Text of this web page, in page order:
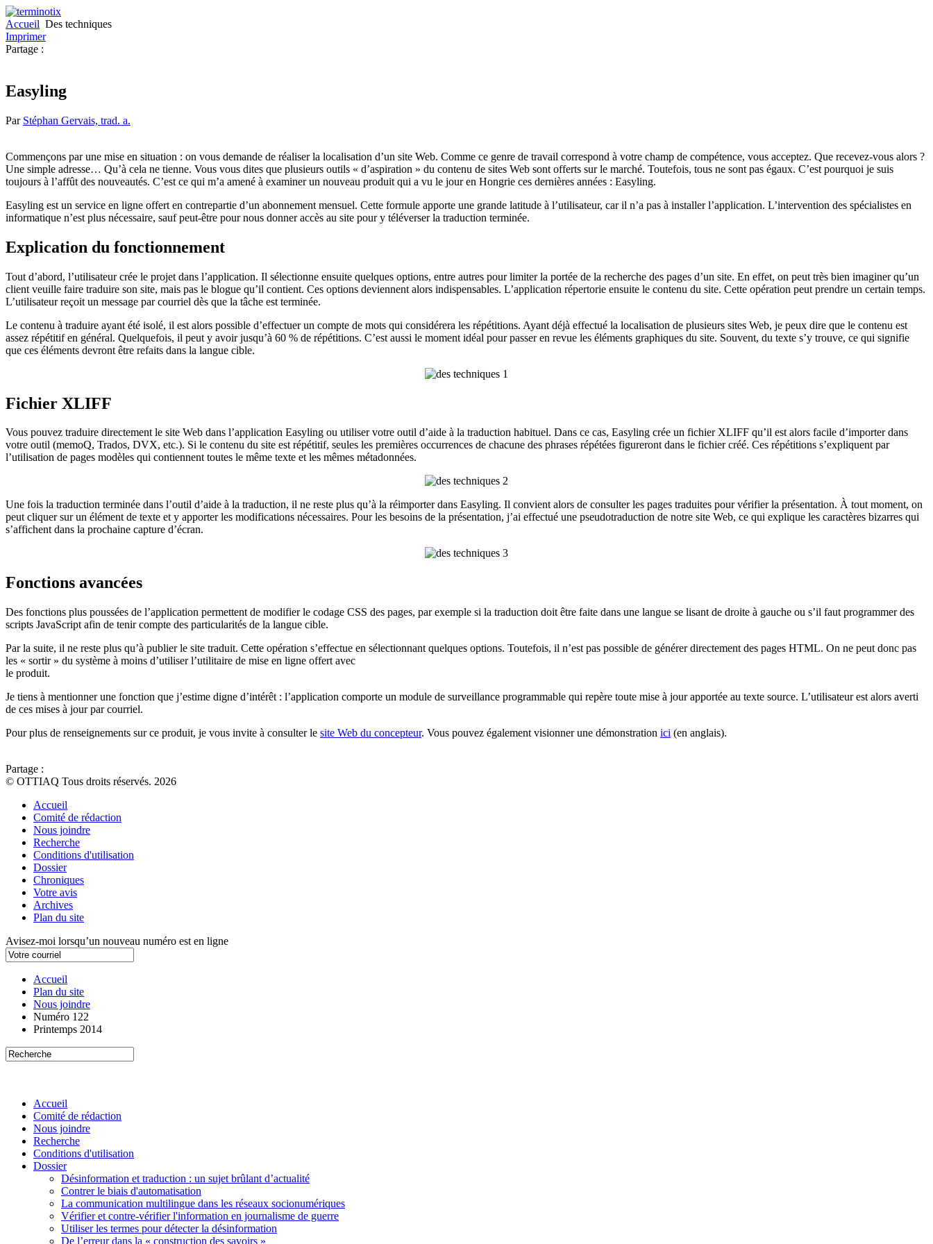
Accueil Des techniques
Imprimer
Partage :
Easyling
Par Stéphan Gervais, trad. a.
Commençons par une mise en situation : on vous demande de réaliser la localisation d’un site Web. Comme ce genre de travail correspond à votre champ de compétence, vous acceptez. Que recevez-vous alors ?
Une simple adresse… Qu’à cela ne tienne. Vous vous dites que plusieurs outils « d’aspiration » du contenu de sites Web sont offerts sur le marché. Toutefois, tous ne sont pas égaux. C’est pourquoi je suis
toujours à l’affût des nouveautés. C’est ce qui m’a amené à examiner un nouveau produit qui a vu le jour en Hongrie ces dernières années : Easyling.
Easyling est un service en ligne offert en contrepartie d’un abonnement mensuel. Cette formule apporte une grande latitude à l’utilisateur, car il n’a pas à installer l’application. L’intervention des spécialistes en
informatique n’est plus nécessaire, sauf peut-être pour nous donner accès au site pour y téléverser la traduction terminée.
Explication du fonctionnement
Tout d’abord, l’utilisateur crée le projet dans l’application. Il sélectionne ensuite quelques options, entre autres pour limiter la portée de la recherche des pages d’un site. En effet, on peut très bien imaginer qu’un
client veuille faire traduire son site, mais pas le blogue qu’il contient. Ces options deviennent alors indispensables. L’application répertorie ensuite le contenu du site. Cette opération peut prendre un certain temps.
L’utilisateur reçoit un message par courriel dès que la tâche est terminée.
Le contenu à traduire ayant été isolé, il est alors possible d’effectuer un compte de mots qui considérera les répétitions. Ayant déjà effectué la localisation de plusieurs sites Web, je peux dire que le contenu est
assez répétitif en général. Quelquefois, il peut y avoir jusqu’à 60 % de répétitions. C’est aussi le moment idéal pour passer en revue les éléments graphiques du site. Souvent, du texte s’y trouve, ce qui signifie
que ces éléments devront être refaits dans la langue cible.
Fichier XLIFF
Vous pouvez traduire directement le site Web dans l’application Easyling ou utiliser votre outil d’aide à la traduction habituel. Dans ce cas, Easyling crée un fichier XLIFF qu’il est alors facile d’importer dans
votre outil (memoQ, Trados, DVX, etc.). Si le contenu du site est répétitif, seules les premières occurrences de chacune des phrases répétées figureront dans le fichier créé. Ces répétitions s’expliquent par
l’utilisation de pages modèles qui contiennent toutes le même texte et les mêmes métadonnées.
Une fois la traduction terminée dans l’outil d’aide à la traduction, il ne reste plus qu’à la réimporter dans Easyling. Il convient alors de consulter les pages traduites pour vérifier la présentation. À tout moment, on
peut cliquer sur un élément de texte et y apporter les modifications nécessaires. Pour les besoins de la présentation, j’ai effectué une pseudotraduction de notre site Web, ce qui explique les caractères bizarres qui
s’affichent dans la prochaine capture d’écran.
Fonctions avancées
Des fonctions plus poussées de l’application permettent de modifier le codage CSS des pages, par exemple si la traduction doit être faite dans une langue se lisant de droite à gauche ou s’il faut programmer des
scripts JavaScript afin de tenir compte des particularités de la langue cible.
Par la suite, il ne reste plus qu’à publier le site traduit. Cette opération s’effectue en sélectionnant quelques options. Toutefois, il n’est pas possible de générer directement des pages HTML. On ne peut donc pas
les « sortir » du système à moins d’utiliser l’utilitaire de mise en ligne offert avec
le produit.
Je tiens à mentionner une fonction que j’estime digne d’intérêt : l’application comporte un module de surveillance programmable qui repère toute mise à jour apportée au texte source. L’utilisateur est alors averti
de ces mises à jour par courriel.
Pour plus de renseignements sur ce produit, je vous invite à consulter le site Web du concepteur. Vous pouvez également visionner une démonstration ici (en anglais).
Partage :
© OTTIAQ Tous droits réservés. 2026
Accueil
Comité de rédaction
Nous joindre
Recherche
Conditions d'utilisation
Dossier
Chroniques
Votre avis
Archives
Plan du site
Avisez-moi lorsqu’un nouveau numéro est en ligne
Accueil
Plan du site
Nous joindre
Numéro 122
Printemps 2014
Accueil
Comité de rédaction
Nous joindre
Recherche
Conditions d'utilisation
Dossier
Désinformation et traduction : un sujet brûlant d’actualité
Contrer le biais d'automatisation
La communication multilingue dans les réseaux socionumériques
Vérifier et contre-vérifier l'information en journalisme de guerre
Utiliser les termes pour détecter la désinformation
De l’erreur dans la « construction des savoirs »